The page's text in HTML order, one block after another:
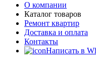
О компании
Каталог товаров
Ремонт квартир
Доставка и оплата
Контакты
Написать в